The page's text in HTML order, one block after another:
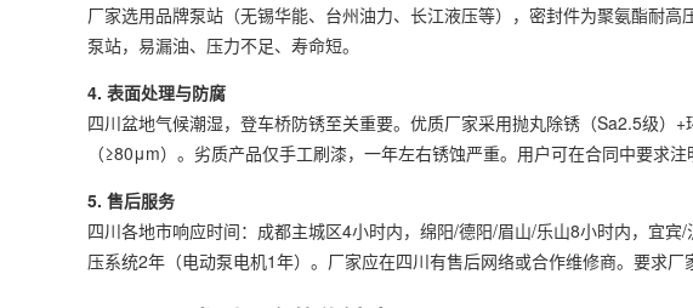
厂家选用品牌泵站（无锡华能、台州油力、长江液压等），密封件为聚氨酯耐
泵站，易漏油、压力不足、寿命短。
4. 表面处理与防腐
四川盆地气候潮湿，登车桥防锈至关重要。优质厂家采用抛丸除锈（Sa2.5级
（≥80μm）。劣质产品仅手工刷漆，一年左右锈蚀严重。用户可在合同中要求注
5. 售后服务
四川各地市响应时间：成都主城区4小时内，绵阳/德阳/眉山/乐山8小时内，宜
压系统2年（电动泵电机1年）。厂家应在四川有售后网络或合作维修商。要求